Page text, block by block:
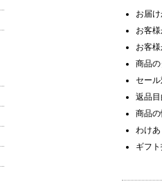
お届
お客
お客
商品
セー
返品
商品
わけ
ギフ